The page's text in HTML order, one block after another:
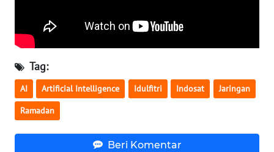
Tag:
AI Artificial Intelligence Idulfitri Indosat Jaringan
Ramadan
Beri Komentar
WN
WN
KALTENG